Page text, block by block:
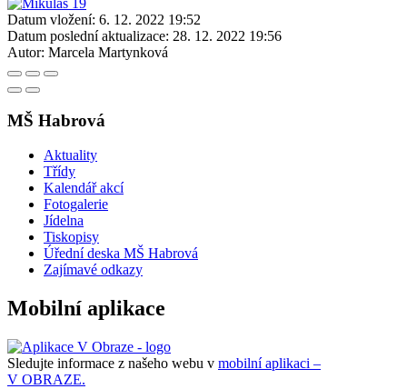
Datum vložení: 6. 12. 2022 19:52
Datum poslední aktualizace: 28. 12. 2022 19:56
Autor: Marcela Martynková
MŠ Habrová
Aktuality
Třídy
Kalendář akcí
Fotogalerie
Jídelna
Tiskopisy
Úřední deska MŠ Habrová
Zajímavé odkazy
Mobilní aplikace
Sledujte informace z našeho webu v mobilní aplikaci –
V OBRAZE.